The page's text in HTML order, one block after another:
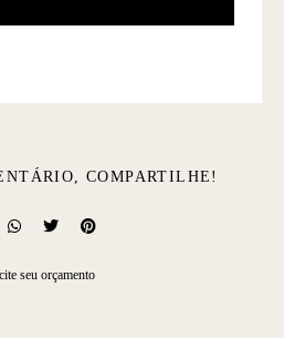
COMPARTILHE!
seu orçamento